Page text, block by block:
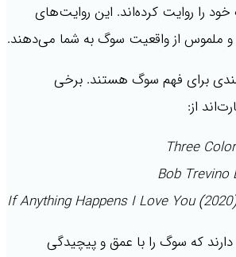
را روایت کرده‌اند. این روایت‌های
ملموس از واقعیت سوگ به شما می‌دهند.
برای فهم سوگ هستند. برخی
از:
Three
Bob Trevino
If Anything Happens I Love You (2020)
که سوگ را با عمق و پیچیدگی